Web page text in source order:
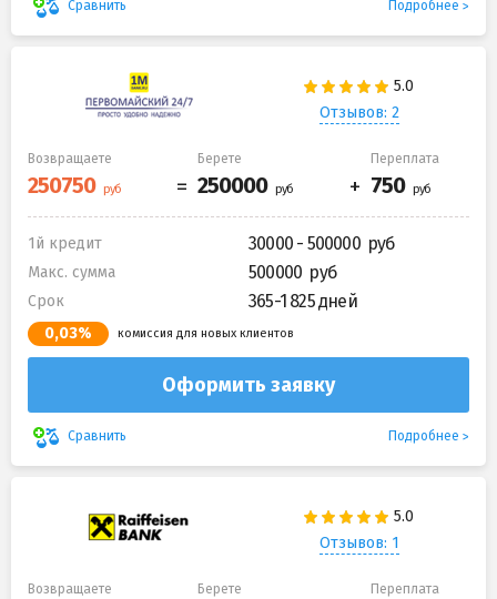
Сравнить Подробнее
Отзывов: 2
Возвращаете Берете Переплата
1й кредит 30000 - 500000
Макс. сумма 500000
Срок 365-1 825 дней
0,03% комиссия для новых клиентов
Оформить заявку
Сравнить Подробнее
Отзывов: 1
Возвращаете Берете Переплата